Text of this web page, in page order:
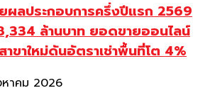
ลประกอบการครึ่งปีแรก 2569
ล้านบาท ยอดขายออนไลน์
ขาใหม่ดันอัตราเช่าพื้นที่โต 4%
าคม 2026